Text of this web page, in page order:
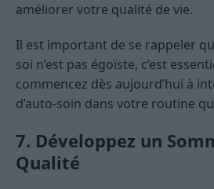
améliorer votre qualité de vie.
Il est important de se rappeler
soi n’est pas égoïste, c’est
commencez dès aujourd’hui à
d’auto-soin dans votre routine
7. Développez un
Qualité